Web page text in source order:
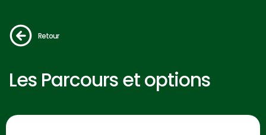
Retour
Les Parcours et options